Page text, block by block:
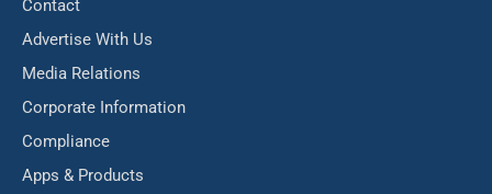
Contact
Advertise With Us
Media Relations
Corporate Information
Compliance
Apps & Products